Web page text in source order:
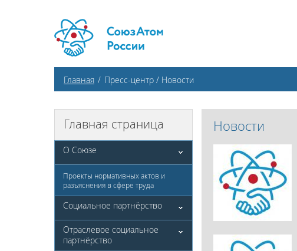
Главная / Пресс-центр / Новости
Новости
Главная страница
О Союзе
Проекты нормативных актов и
разъяснения в сфере труда
Социальное партнёрство
Отраслевое социальное
партнёрство